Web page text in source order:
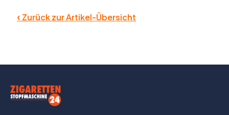
‹ Zurück zur Artikel-Übersicht